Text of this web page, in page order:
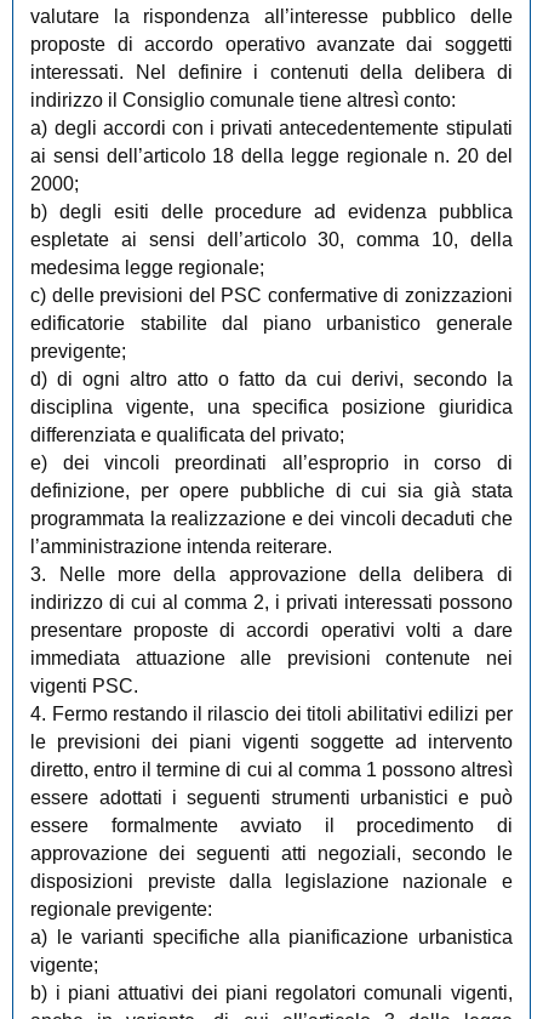
valutare la rispondenza all’interesse pubblico delle
proposte di accordo operativo avanzate dai soggetti
interessati. Nel definire i contenuti della delibera di
indirizzo il Consiglio comunale tiene altresì conto:
a) degli accordi con i privati antecedentemente stipulati
ai sensi dell’articolo 18 della legge regionale n. 20 del
2000;
b) degli esiti delle procedure ad evidenza pubblica
espletate ai sensi dell’articolo 30, comma 10, della
medesima legge regionale;
c) delle previsioni del PSC confermative di zonizzazioni
edificatorie stabilite dal piano urbanistico generale
previgente;
d) di ogni altro atto o fatto da cui derivi, secondo la
disciplina vigente, una specifica posizione giuridica
differenziata e qualificata del privato;
e) dei vincoli preordinati all’esproprio in corso di
definizione, per opere pubbliche di cui sia già stata
programmata la realizzazione e dei vincoli decaduti che
l’amministrazione intenda reiterare.
3. Nelle more della approvazione della delibera di
indirizzo di cui al comma 2, i privati interessati possono
presentare proposte di accordi operativi volti a dare
immediata attuazione alle previsioni contenute nei
vigenti PSC.
4. Fermo restando il rilascio dei titoli abilitativi edilizi per
le previsioni dei piani vigenti soggette ad intervento
diretto, entro il termine di cui al comma 1 possono altresì
essere adottati i seguenti strumenti urbanistici e può
essere formalmente avviato il procedimento di
approvazione dei seguenti atti negoziali, secondo le
disposizioni previste dalla legislazione nazionale e
regionale previgente:
a) le varianti specifiche alla pianificazione urbanistica
vigente;
b) i piani attuativi dei piani regolatori comunali vigenti,